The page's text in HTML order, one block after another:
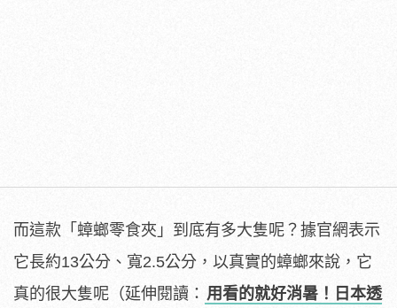
而這款「蟑螂零食夾」到底有多大隻呢？據官網表示
它長約13公分、寬2.5公分，以真實的蟑螂來說，它
真的很大隻呢（延伸閱讀： 用看的就好消暑！日本透